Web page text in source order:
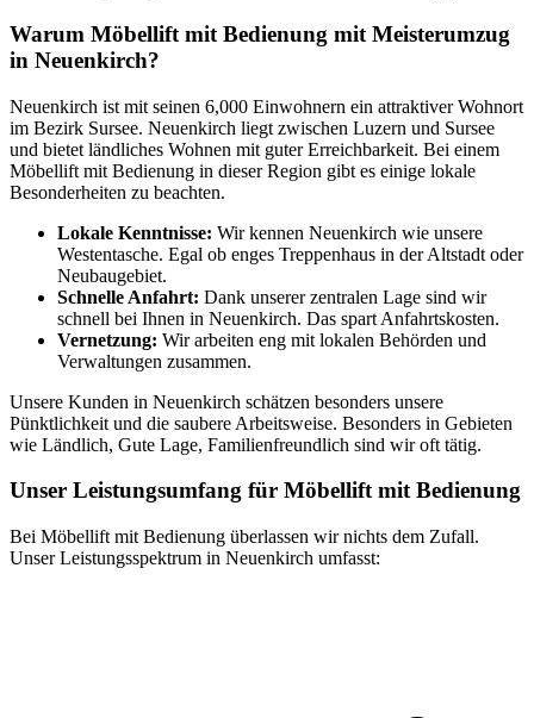
Warum Möbellift mit Bedienung mit Meisterumzug
in Neuenkirch?
Neuenkirch ist mit seinen 6,000 Einwohnern ein attraktiver Wohnort
im Bezirk Sursee. Neuenkirch liegt zwischen Luzern und Sursee
und bietet ländliches Wohnen mit guter Erreichbarkeit. Bei einem
Möbellift mit Bedienung in dieser Region gibt es einige lokale
Besonderheiten zu beachten.
Lokale Kenntnisse: Wir kennen Neuenkirch wie unsere
Westentasche. Egal ob enges Treppenhaus in der Altstadt oder
Neubaugebiet.
Schnelle Anfahrt: Dank unserer zentralen Lage sind wir
schnell bei Ihnen in Neuenkirch. Das spart Anfahrtskosten.
Vernetzung: Wir arbeiten eng mit lokalen Behörden und
Verwaltungen zusammen.
Unsere Kunden in Neuenkirch schätzen besonders unsere
Pünktlichkeit und die saubere Arbeitsweise. Besonders in Gebieten
wie Ländlich, Gute Lage, Familienfreundlich sind wir oft tätig.
Unser Leistungsumfang für Möbellift mit Bedienung
Bei Möbellift mit Bedienung überlassen wir nichts dem Zufall.
Unser Leistungsspektrum in Neuenkirch umfasst: